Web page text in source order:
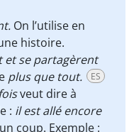
On l’utilise en
histoire.
et se partagèrent
plus que tout. ES
veut dire à
: il est allé encore
coup. Exemple :